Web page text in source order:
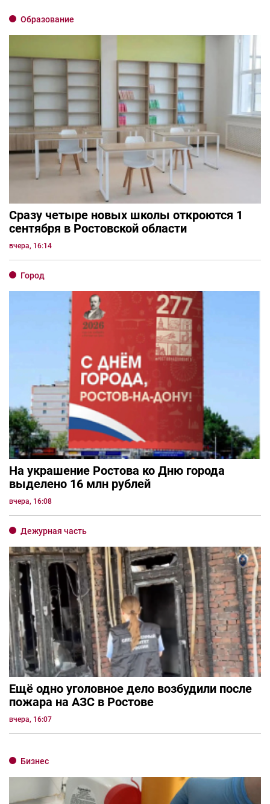
Образование
Сразу четыре новых школы откроются 1
сентября в Ростовской области
вчера, 16:14
Город
На украшение Ростова ко Дню города
выделено 16 млн рублей
вчера, 16:08
Дежурная часть
Ещё одно уголовное дело возбудили после
пожара на АЗС в Ростове
вчера, 16:07
Бизнес